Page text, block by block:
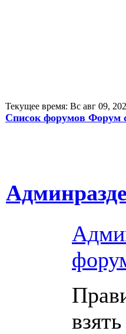
Текущее время: Вс авг 09,
Список форумов Форум